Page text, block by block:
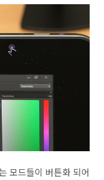
모드들이 버튼화 되어